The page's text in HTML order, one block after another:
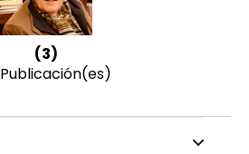
(3)
Publicación(es)